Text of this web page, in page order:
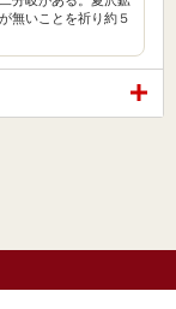
無いことを祈り約５